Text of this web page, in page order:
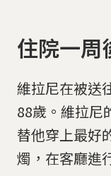
住院一周
維拉尼在被送
88歲。維拉尼
替他穿上最好
燭，在客廳進